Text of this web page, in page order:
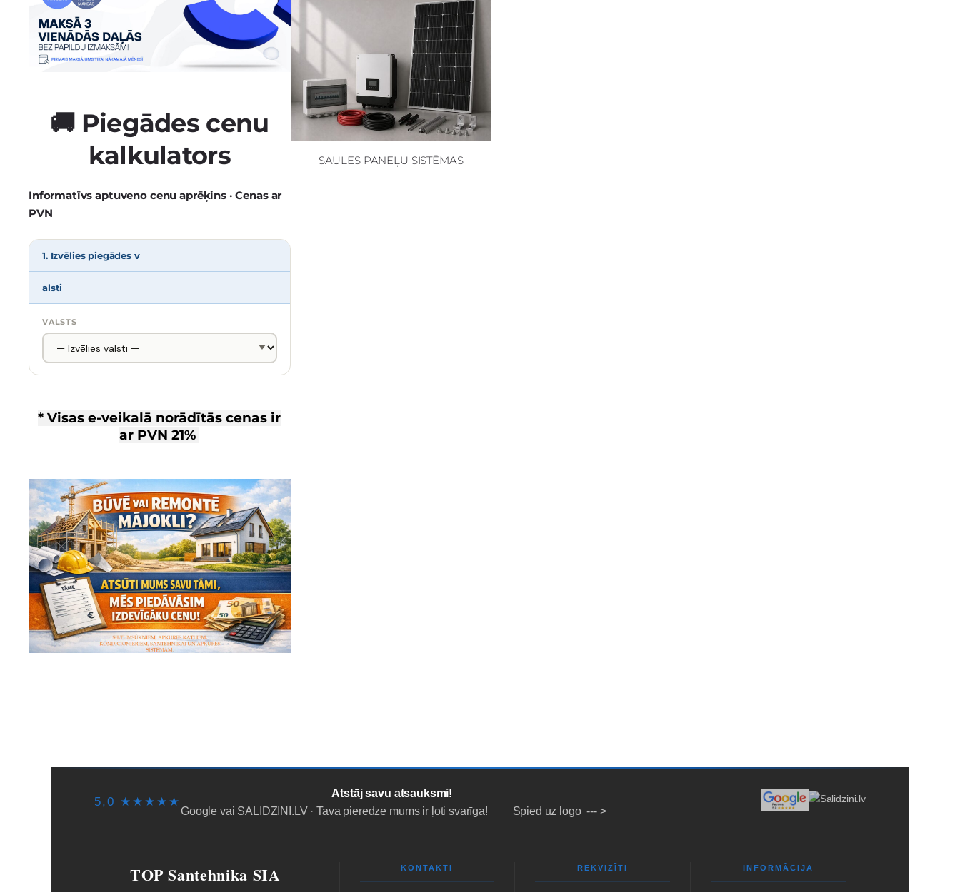
🚚 Piegādes cenu
kalkulators
Informatīvs aptuveno cenu aprēķins · Cenas ar
PVN
1. Izvēlies piegādes v
alsti
VALSTS
* Visas e-veikalā norādītās cenas ir
ar PVN 21%
SAULES PANEĻU SISTĒMAS
5,0 ★★★★★
Atstāj savu atsauksmi!
Google vai SALIDZINI.LV · Tava pieredze mums ir ļoti svarīga! Spied uz logo --- >
TOP Santehnika SIA KONTAKTI REKVIZĪTI INFORMĀCIJA